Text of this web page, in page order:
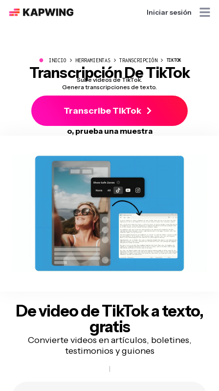
Iniciar sesión
● INICIO HERRAMIENTAS TRANSCRIPCIÓN TIKTOK
Transcripción De TikTok
Sube videos de TikTok.
Genera transcripciones de texto.
Transcribe TikTok
o, prueba una muestra
De video de TikTok a texto,
gratis
Convierte videos en artículos, boletines,
testimonios y guiones